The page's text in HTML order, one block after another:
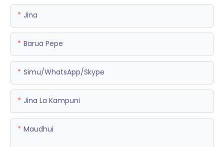
Jina
Barua Pepe
Simu/WhatsApp/Skype
Jina La Kampuni
Maudhui